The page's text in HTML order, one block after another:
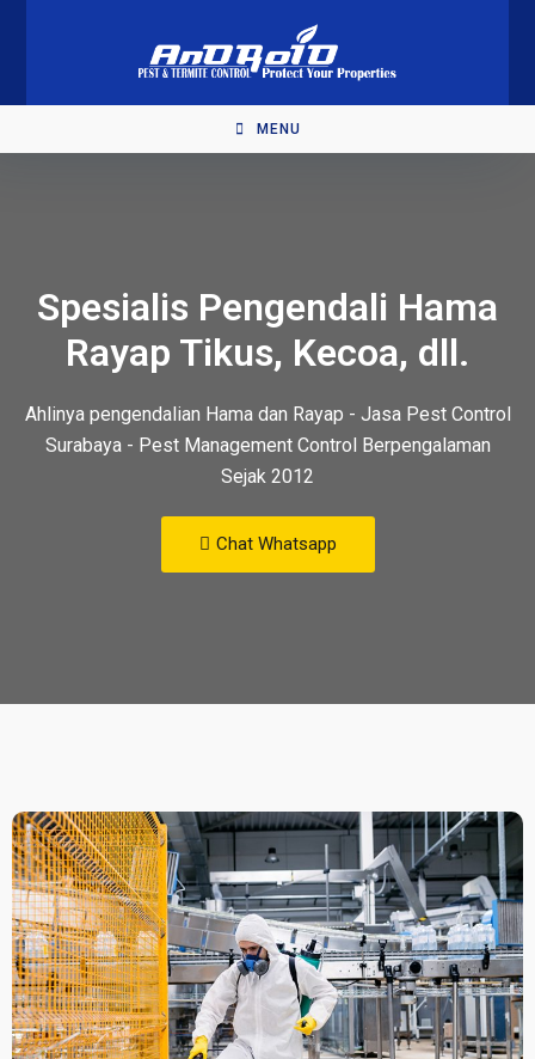
MENU
Spesialis Pengendali Hama
Rayap Tikus, Kecoa, dll.
Ahlinya pengendalian Hama dan Rayap - Jasa Pest Control
Surabaya - Pest Management Control Berpengalaman
Sejak 2012
Chat Whatsapp